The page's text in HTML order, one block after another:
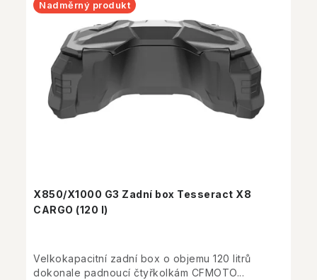
X850/X1000 G3 Zadní box Tesseract X8
CARGO (120 l)
Nadměrný produkt
Velkokapacitní zadní box o objemu 120 litrů
dokonale padnoucí čtyřkolkám CFMOTO...